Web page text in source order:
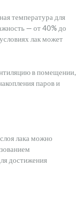
температура для
— от 40% до
лак может
в помещении,
паров и
лака можно
достижения